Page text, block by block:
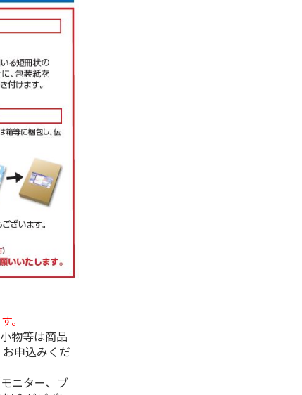
。
物等は商品
申込みくだ
ニター、ブ